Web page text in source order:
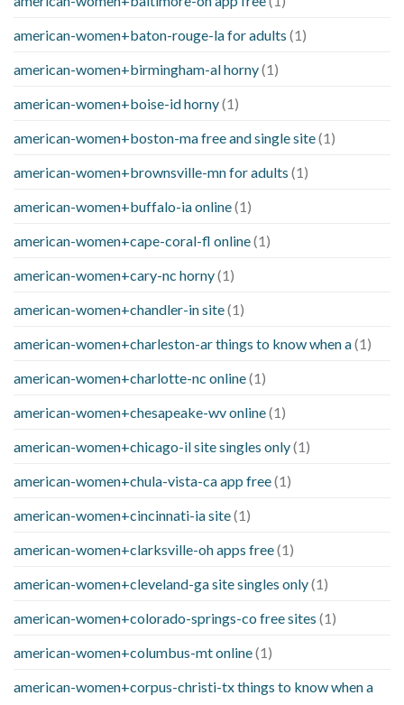
american-women+baton-rouge-la for adults (1)
american-women+birmingham-al horny(1)
american-women+boise-id horny(1)
american-women+boston-ma free and single site(1)
american-women+brownsville-mn for adults (1)
american-women+buffalo-ia online(1)
american-women+cape-coral-fl online(1)
american-women+cary-nc horny(1)
american-women+chandler-in site(1)
american-women+charleston-ar things to know when a(1)
american-women+charlotte-nc online(1)
american-women+chesapeake-wv online(1)
american-women+chicago-il site singles only(1)
american-women+chula-vista-ca app free(1)
american-women+cincinnati-ia site(1)
american-women+clarksville-oh apps free(1)
american-women+cleveland-ga site singles only(1)
american-women+colorado-springs-co free sites (1)
american-women+columbus-mt online(1)
american-women+corpus-christi-tx things to know when a